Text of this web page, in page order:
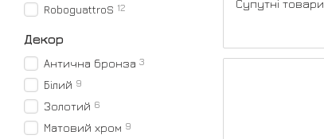
RoboguattroS 12
Декор
Антична бронза 3
Білий 9
Золотий 6
Матовий хром 9